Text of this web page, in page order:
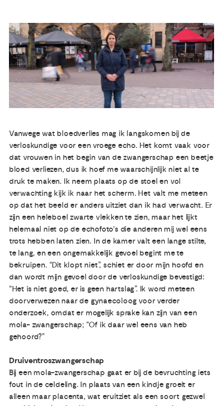
Publicaties
Ervaringsdeskundigheid
Over ons
Vanwege wat bloedverlies mag ik langskomen bij de
verloskundige voor een vroege echo. Het komt vaak voor
dat vrouwen in het begin van de zwangerschap een beetje
bloed verliezen, dus ik hoef me waarschijnlijk niet al te
druk te maken. Ik neem plaats op de stoel en vol
verwachting kijk ik naar het scherm. Het valt me meteen
op dat het beeld er anders uitziet dan ik had verwacht. Er
zijn een heleboel zwarte vlekken te zien, maar het lijkt
helemaal niet op de echofoto’s die anderen mij wel eens
trots hebben laten zien. In de kamer valt een lange stilte,
te lang, en een ongemakkelijk gevoel begint me te
bekruipen. “Dit klopt niet”, schiet er door mijn hoofd en
dan wordt mijn gevoel door de verloskundige bevestigd:
“Het is niet goed, er is geen hartslag”. Ik word meteen
doorverwezen naar de gynaecoloog voor verder
onderzoek, omdat er mogelijk sprake kan zijn van een
mola- zwangerschap; “Of ik daar wel eens van heb
gehoord?”
Druiventroszwangerschap
Bij een mola-zwangerschap gaat er bij de bevruchting iets
fout in de celdeling. In plaats van een kindje groeit er
alleen maar placenta, wat eruitziet als een soort gezwel